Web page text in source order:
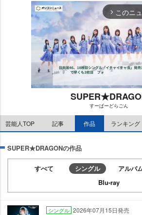
arrow_forward_ios このニ
すーぱーどらごん
芸能人TOP 記事 作品 ランキング
SUPER★DRAGONの作品
すべて シングル アルバ
Blu-ray
シングル 2026年07月15日発売